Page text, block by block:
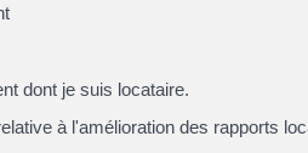
dont je suis locataire.
à l'amélioration des rapports